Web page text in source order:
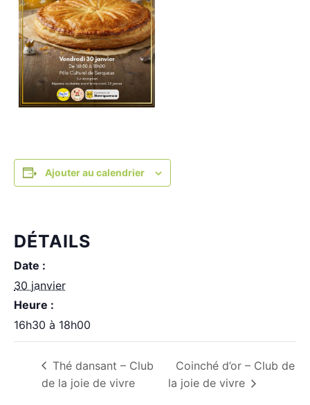
Ajouter au calendrier
DÉTAILS
Date :
30 janvier
Heure :
16h30 à 18h00
Thé dansant – Club
de la joie de vivre
Coinché d’or – Club de
la joie de vivre